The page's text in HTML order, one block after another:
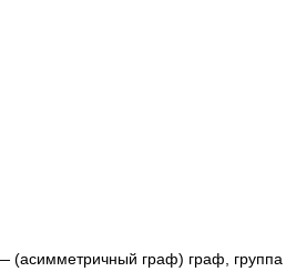
(асимметричный граф) граф, группа